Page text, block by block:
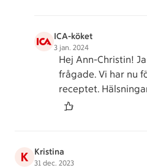
ICA-köket
3 jan. 2024
Hej Ann-Christin!
frågade. Vi har nu
receptet.
K Kristina
31 dec. 2023